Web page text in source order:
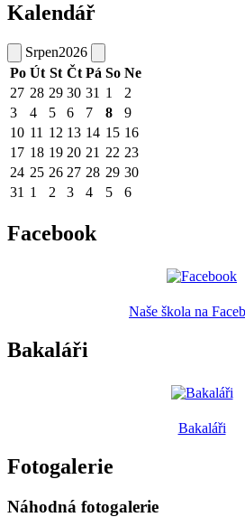
Kalendář
Srpen2026
Po Út St Čt Pá So Ne
27 28 29 30 31 1
2
3
4 5 6 7 8
9
10 11 12 13 14 15 16
17 18 19 20 21 22 23
24 25 26 27 28 29 30
31 1 2 3 4 5 6
Facebook
Naše škola na
Bakaláři
Bakaláři
Fotogalerie
Náhodná fotogalerie